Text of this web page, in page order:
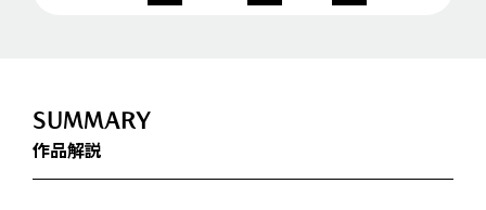
SUMMARY
作品解説